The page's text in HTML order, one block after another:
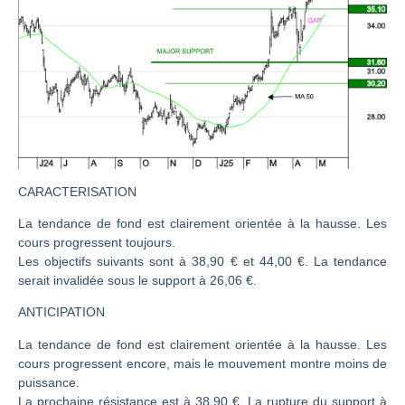
CAC 40 : Vers un nouveau record ? Analyse avant la décision de la Fed | Denis Desclos – Chrono CAC
Bernard Prats-Desclaux : Penser les marchés à l’ère des ruptures | Interview Littéraire
LVMH : Un rebond à confirmer | Bernard Prats-Desclaux – Market Movers
GBP/USD : Un premier ministre déjà sur le scelette | Philippe Lhermie – Flash Forex
La France, maillon faible de l’Europe ! | Jean-Louis Cussac – Chrono CAC
CARACTERISATION
La tendance de fond est clairement orientée à la hausse. Les
cours progressent toujours.
Les objectifs suivants sont à 38,90 € et 44,00 €. La tendance
serait invalidée sous le support à 26,06 €.
ANTICIPATION
La tendance de fond est clairement orientée à la hausse. Les
cours progressent encore, mais le mouvement montre moins de
puissance.
La prochaine résistance est à 38,90 €. La rupture du support à